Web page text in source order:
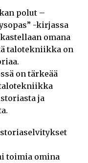
polut –
-kirjassa
omana
talotekniikka on
on tärkeää
ja
toimia omina